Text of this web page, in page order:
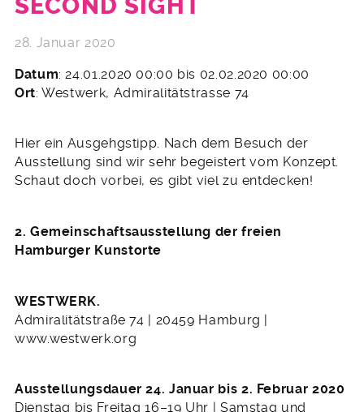
SECOND SIGHT
28. Januar 2020
Datum: 24.01.2020 00:00 bis 02.02.2020 00:00
Ort: Westwerk, Admiralitätstrasse 74
Hier ein Ausgehgstipp. Nach dem Besuch der
Ausstellung sind wir sehr begeistert vom Konzept.
Schaut doch vorbei, es gibt viel zu entdecken!
2. Gemeinschaftsausstellung der freien
Hamburger Kunstorte
WESTWERK.
Admiralitätstraße 74 | 20459 Hamburg |
www.westwerk.org
Ausstellungsdauer 24. Januar bis 2. Februar 2020
Dienstag bis Freitag 16–19 Uhr | Samstag und